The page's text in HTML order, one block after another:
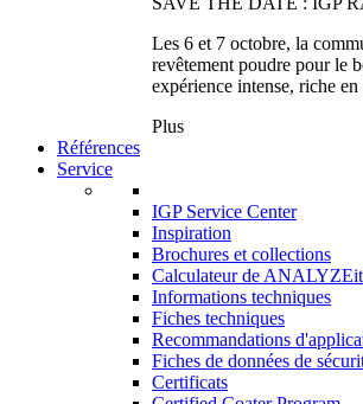
Les 6 et 7 octobre, la
revêtement poudre pour le
expérience intense, riche
Plus
Références
Service
IGP Service Center
Inspiration
Brochures et collections
Calculateur de
Informations techniques
Fiches techniques
Recommandations
Fiches de données de
Certificats